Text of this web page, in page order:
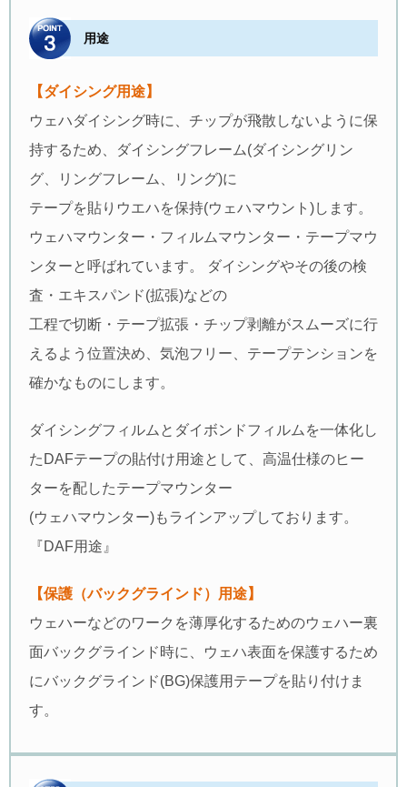
用途
【ダイシング用途】
ウェハダイシング時に、チップが飛散しないように保
持するため、ダイシングフレーム(ダイシングリン
グ、リングフレーム、リング)に
テープを貼りウエハを保持(ウェハマウント)します。
ウェハマウンター・フィルムマウンター・テープマウ
ンターと呼ばれています。 ダイシングやその後の検
査・エキスパンド(拡張)などの
工程で切断・テープ拡張・チップ剥離がスムーズに行
えるよう位置決め、気泡フリー、テープテンションを
確かなものにします。
ダイシングフィルムとダイボンドフィルムを一体化し
たDAFテープの貼付け用途として、高温仕様のヒー
ターを配したテープマウンター
(ウェハマウンター)もラインアップしております。
『DAF用途』
【保護（バックグラインド）用途】
ウェハーなどのワークを薄厚化するためのウェハー裏
面バックグラインド時に、ウェハ表面を保護するため
にバックグラインド(BG)保護用テープを貼り付けま
す。